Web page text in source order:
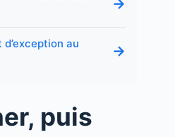
au
→
puis